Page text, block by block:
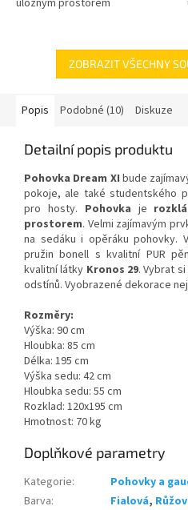
ZOBRAZIT VŠECHNY
Popis Podobné (10) Diskuze
Detailní popis produktu
Pohovka Dream XI bude
pokoje, ale také studentského
pro hosty. Pohovka je
prostorem. Velmi zajímavým
na sedáku i opěráku pohovky.
pružin bonell s kvalitní PUR
kvalitní látky Kronos 29. Vybrat
odstínů. Vyobrazené dekorace
Rozměry:
Výška: 90 cm
Hloubka: 85 cm
Délka: 195 cm
Výška sedu: 42 cm
Hloubka sedu: 55 cm
Rozklad: 120x195 cm
Hmotnost: 70 kg
Doplňkové parametry
Kategorie:
Pohovky a
Barva: Fialová,